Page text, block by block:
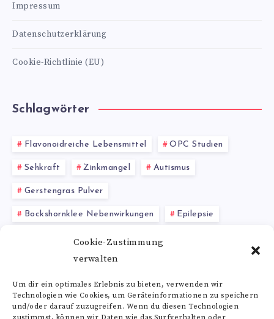
Cookie-Zustimmung
verwalten
Um dir ein optimales Erlebnis zu bieten, verwenden wir
Technologien wie Cookies, um Geräteinformationen zu speichern
und/oder darauf zuzugreifen. Wenn du diesen Technologien
Impressum
Datenschutzerklärung
Cookie-Richtlinie (EU)
Schlagwörter
Flavonoidreiche Lebensmittel OPC Studien
Sehkraft Zinkmangel Autismus
Gerstengras Pulver
Bockshornklee Nebenwirkungen Epilepsie
Baobab Kapseln Keratin Wirkung
Rhodiola rosea
Alle Schlagwörter